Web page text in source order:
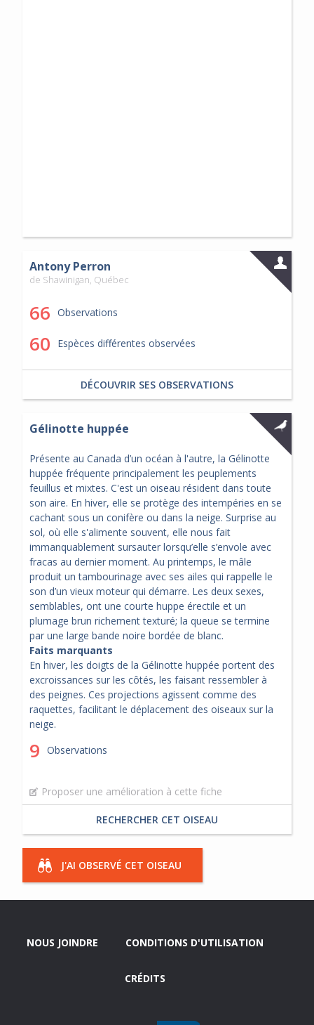
Antony Perron
de Shawinigan, Québec
66 Observations
60 Espèces différentes observées
DÉCOUVRIR SES OBSERVATIONS
Gélinotte huppée
Présente au Canada d’un océan à l'autre, la Gélinotte
huppée fréquente principalement les peuplements
feuillus et mixtes. C'est un oiseau résident dans toute
son aire. En hiver, elle se protège des intempéries en se
cachant sous un conifère ou dans la neige. Surprise au
sol, où elle s'alimente souvent, elle nous fait
immanquablement sursauter lorsqu’elle s’envole avec
fracas au dernier moment. Au printemps, le mâle
produit un tambourinage avec ses ailes qui rappelle le
son d’un vieux moteur qui démarre. Les deux sexes,
semblables, ont une courte huppe érectile et un
plumage brun richement texturé; la queue se termine
par une large bande noire bordée de blanc.
Faits marquants
En hiver, les doigts de la Gélinotte huppée portent des
excroissances sur les côtés, les faisant ressembler à
des peignes. Ces projections agissent comme des
raquettes, facilitant le déplacement des oiseaux sur la
neige.
9 Observations
Proposer une amélioration à cette fiche
RECHERCHER CET OISEAU
J'AI OBSERVÉ CET OISEAU
NOUS JOINDRE CONDITIONS D'UTILISATION
CRÉDITS